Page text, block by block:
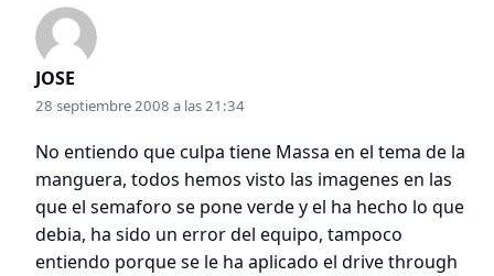
JOSE
28 septiembre 2008 a las 21:34
No entiendo que culpa tiene Massa en el tema de la
manguera, todos hemos visto las imagenes en las
que el semaforo se pone verde y el ha hecho lo que
debia, ha sido un error del equipo, tampoco
entiendo porque se le ha aplicado el drive through